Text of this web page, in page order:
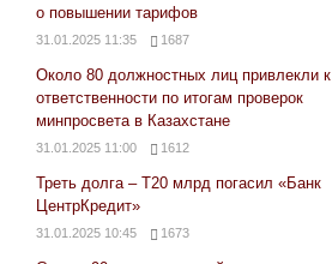
о повышении тарифов
31.01.2025 11:35 1687
Около 80 должностных лиц привлекли к
ответственности по итогам проверок
минпросвета в Казахстане
31.01.2025 11:00 1612
Треть долга – Т20 млрд погасил «Банк
ЦентрКредит»
31.01.2025 10:45 1673